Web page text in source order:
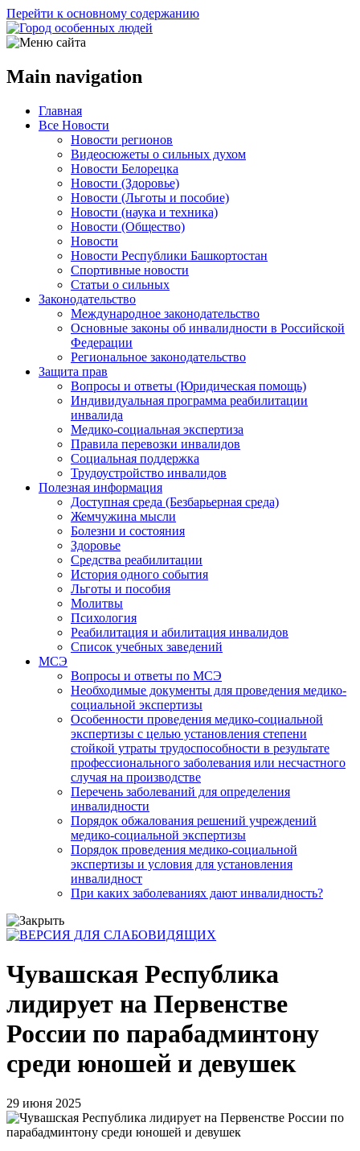
Перейти к основному содержанию
Main navigation
Главная
Все Новости
Новости регионов
Видеосюжеты о сильных духом
Новости Белорецка
Новости (Здоровье)
Новости (Льготы и пособие)
Новости (наука и техника)
Новости (Общество)
Новости
Новости Республики Башкортостан
Спортивные новости
Статьи о сильных
Законодательство
Международное законодательство
Основные законы об инвалидности в Российской
Федерации
Региональное законодательство
Защита прав
Вопросы и ответы (Юридическая помощь)
Индивидуальная программа реабилитации
инвалида
Медико-социальная экспертиза
Правила перевозки инвалидов
Социальная поддержка
Трудоустройство инвалидов
Полезная информация
Доступная среда (Безбарьерная среда)
Жемчужина мысли
Болезни и состояния
Здоровье
Средства реабилитации
История одного события
Льготы и пособия
Молитвы
Психология
Реабилитация и абилитация инвалидов
Список учебных заведений
МСЭ
Вопросы и ответы по МСЭ
Необходимые документы для проведения медико-
социальной экспертизы
Особенности проведения медико-социальной
экспертизы с целью установления степени
стойкой утраты трудоспособности в результате
профессионального заболевания или несчастного
случая на производстве
Перечень заболеваний для определения
инвалидности
Порядок обжалования решений учреждений
медико-социальной экспертизы
Порядок проведения медико-социальной
экспертизы и условия для установления
инвалидност
При каких заболеваниях дают инвалидность?
Чувашская Республика
лидирует на Первенстве
России по парабадминтону
среди юношей и девушек
29 июня 2025